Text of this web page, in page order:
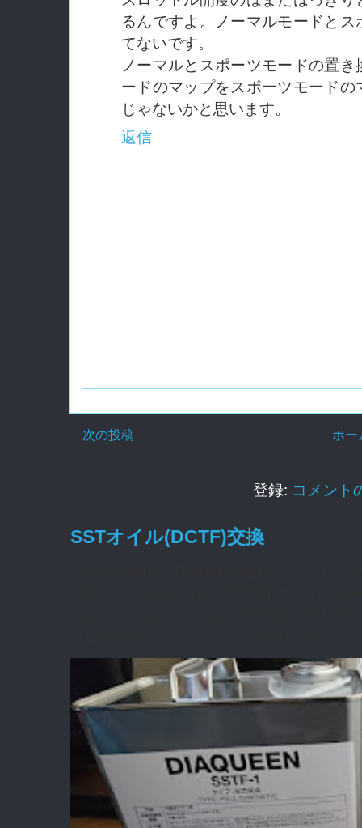
るんですよ。ノーマルモードと
てないです。
ノーマルとスポーツモードの置
ードのマップをスポーツモード
じゃないかと思います。
返信
次の投稿 ホー
登録: コメント
SSTオイル(DCTF)交換